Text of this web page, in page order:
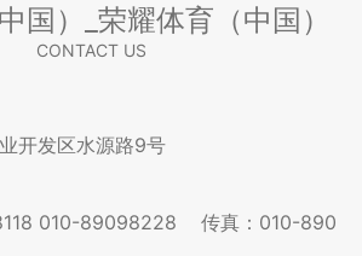
国）_荣耀体育（中国）
CONTACT US
开发区水源路9号
010-89098228 传真：010-890